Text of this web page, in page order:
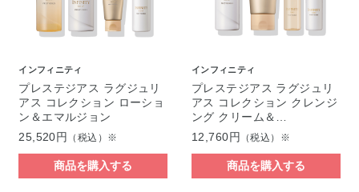
インフィニティ
プレステジアス ラグジュリ
アス コレクション ローショ
ン＆エマルジョン
25,520円
（税込）※
商品を購入する
インフィニティ
プレステジアス ラグジュリ
アス コレクション クレンジ
ング クリーム＆…
12,760円
（税込）※
商品を購入する